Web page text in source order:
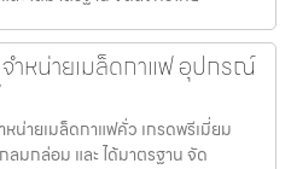
ำหน่ายเมล็ดกาแฟ อุปกรณ์
น่ายเมล็ดกาแฟคั่ว เกรดพรีเมี่ยม
มกล่อม และ ได้มาตรฐาน จัด